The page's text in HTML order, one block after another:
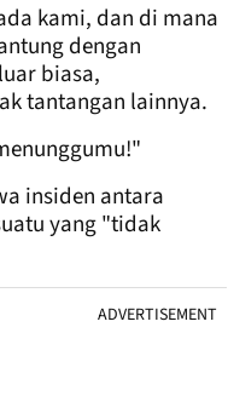
kami, dan di mana
dengan
biasa,
tantangan lainnya.
insiden antara
yang "tidak
ADVERTISEMENT